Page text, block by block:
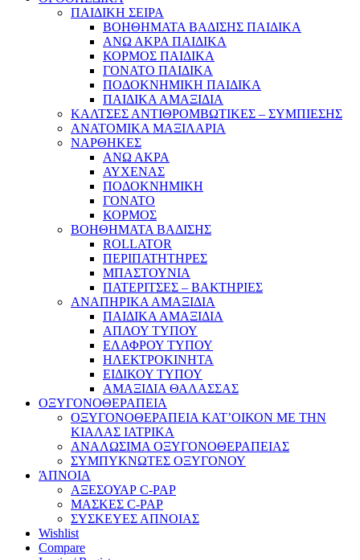
ΠΑΙΔΙΚΗ ΣΕΙΡΑ
ΒΟΗΘΗΜΑΤΑ ΒΑΔΙΣΗΣ ΠΑΙΔΙΚΑ
ΑΝΩ ΑΚΡΑ ΠΑΙΔΙΚΑ
ΚΟΡΜΟΣ ΠΑΙΔΙΚΑ
ΓΟΝΑΤΟ ΠΑΙΔΙΚΑ
ΠΟΔΟΚΝΗΜΙΚΗ ΠΑΙΔΙΚΑ
ΠΑΙΔΙΚΑ ΑΜΑΞΙΔΙΑ
ΚΑΛΤΣΕΣ ΑΝΤΙΘΡΟΜΒΩΤΙΚΕΣ – ΣΥΜΠΙΕΣΗΣ
ΑΝΑΤΟΜΙΚΑ ΜΑΞΙΛΑΡΙΑ
ΝΑΡΘΗΚΕΣ
ΑΝΩ ΑΚΡΑ
ΑΥΧΕΝΑΣ
ΠΟΔΟΚΝΗΜΙΚΗ
ΓΟΝΑΤΟ
ΚΟΡΜΟΣ
ΒΟΗΘΗΜΑΤΑ ΒΑΔΙΣΗΣ
ROLLATOR
ΠΕΡΙΠΑΤΗΤΗΡΕΣ
ΜΠΑΣΤΟΥΝΙΑ
ΠΑΤΕΡΙΤΣΕΣ – ΒΑΚΤΗΡΙΕΣ
ΑΝΑΠΗΡΙΚΑ ΑΜΑΞΙΔΙΑ
ΠΑΙΔΙΚΑ ΑΜΑΞΙΔΙΑ
ΑΠΛΟΥ ΤΥΠΟΥ
ΕΛΑΦΡΟΥ ΤΥΠΟΥ
ΗΛΕΚΤΡΟΚΙΝΗΤΑ
ΕΙΔΙΚΟΥ ΤΥΠΟΥ
ΑΜΑΞΙΔΙΑ ΘΑΛΑΣΣΑΣ
ΟΞΥΓΟΝΟΘΕΡΑΠΕΙΑ
ΟΞΥΓΟΝΟΘΕΡΑΠΕΙΑ ΚΑΤ’ΟΙΚΟΝ ΜΕ ΤΗΝ
ΚΙΑΛΑΣ ΙΑΤΡΙΚΑ
ΑΝΑΛΩΣΙΜΑ ΟΞΥΓΟΝΟΘΕΡΑΠΕΙΑΣ
ΣΥΜΠΥΚΝΩΤΕΣ ΟΞΥΓΟΝΟΥ
ΆΠΝΟΙΑ
ΑΞΕΣΟΥΑΡ C-PAP
ΜΑΣΚΕΣ C-PAP
ΣΥΣΚΕΥΕΣ ΑΠΝΟΙΑΣ
Wishlist
Compare